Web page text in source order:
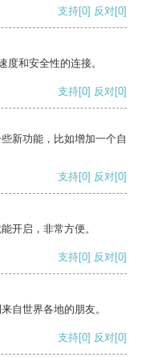
支持[0] 反对[0]
和安全性的连接。
支持[0] 反对[0]
新功能，比如增加一个自
支持[0] 反对[0]
开启，非常方便。
支持[0] 反对[0]
自世界各地的朋友。
支持[0] 反对[0]